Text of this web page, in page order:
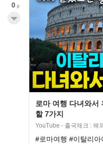
로마 여행 다녀와서
할 7가지
YouTube - 출국체크 : 해
#로마여행 #이탈리
0 p